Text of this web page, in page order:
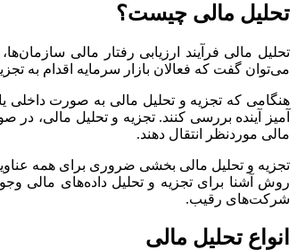
تحلیل مالی چیست؟
تحلیل مالی فرآیند ارزیابی رفتار مالی
می‌توان گفت که فعالان بازار سرمایه اقدام به
هنگامی که تجزیه و تحلیل مالی به صورت داخلی
آمیز آینده بررسی کنند. تجزیه و تحلیل مالی،
مالی موردنظر انتقال دهند.
تجزیه و تحلیل مالی بخشی ضروری برای همه
روش آشنا برای تجزیه و تحلیل داده‌های مالی
شرکت‌های رقیب.
انواع تحلیل مالی